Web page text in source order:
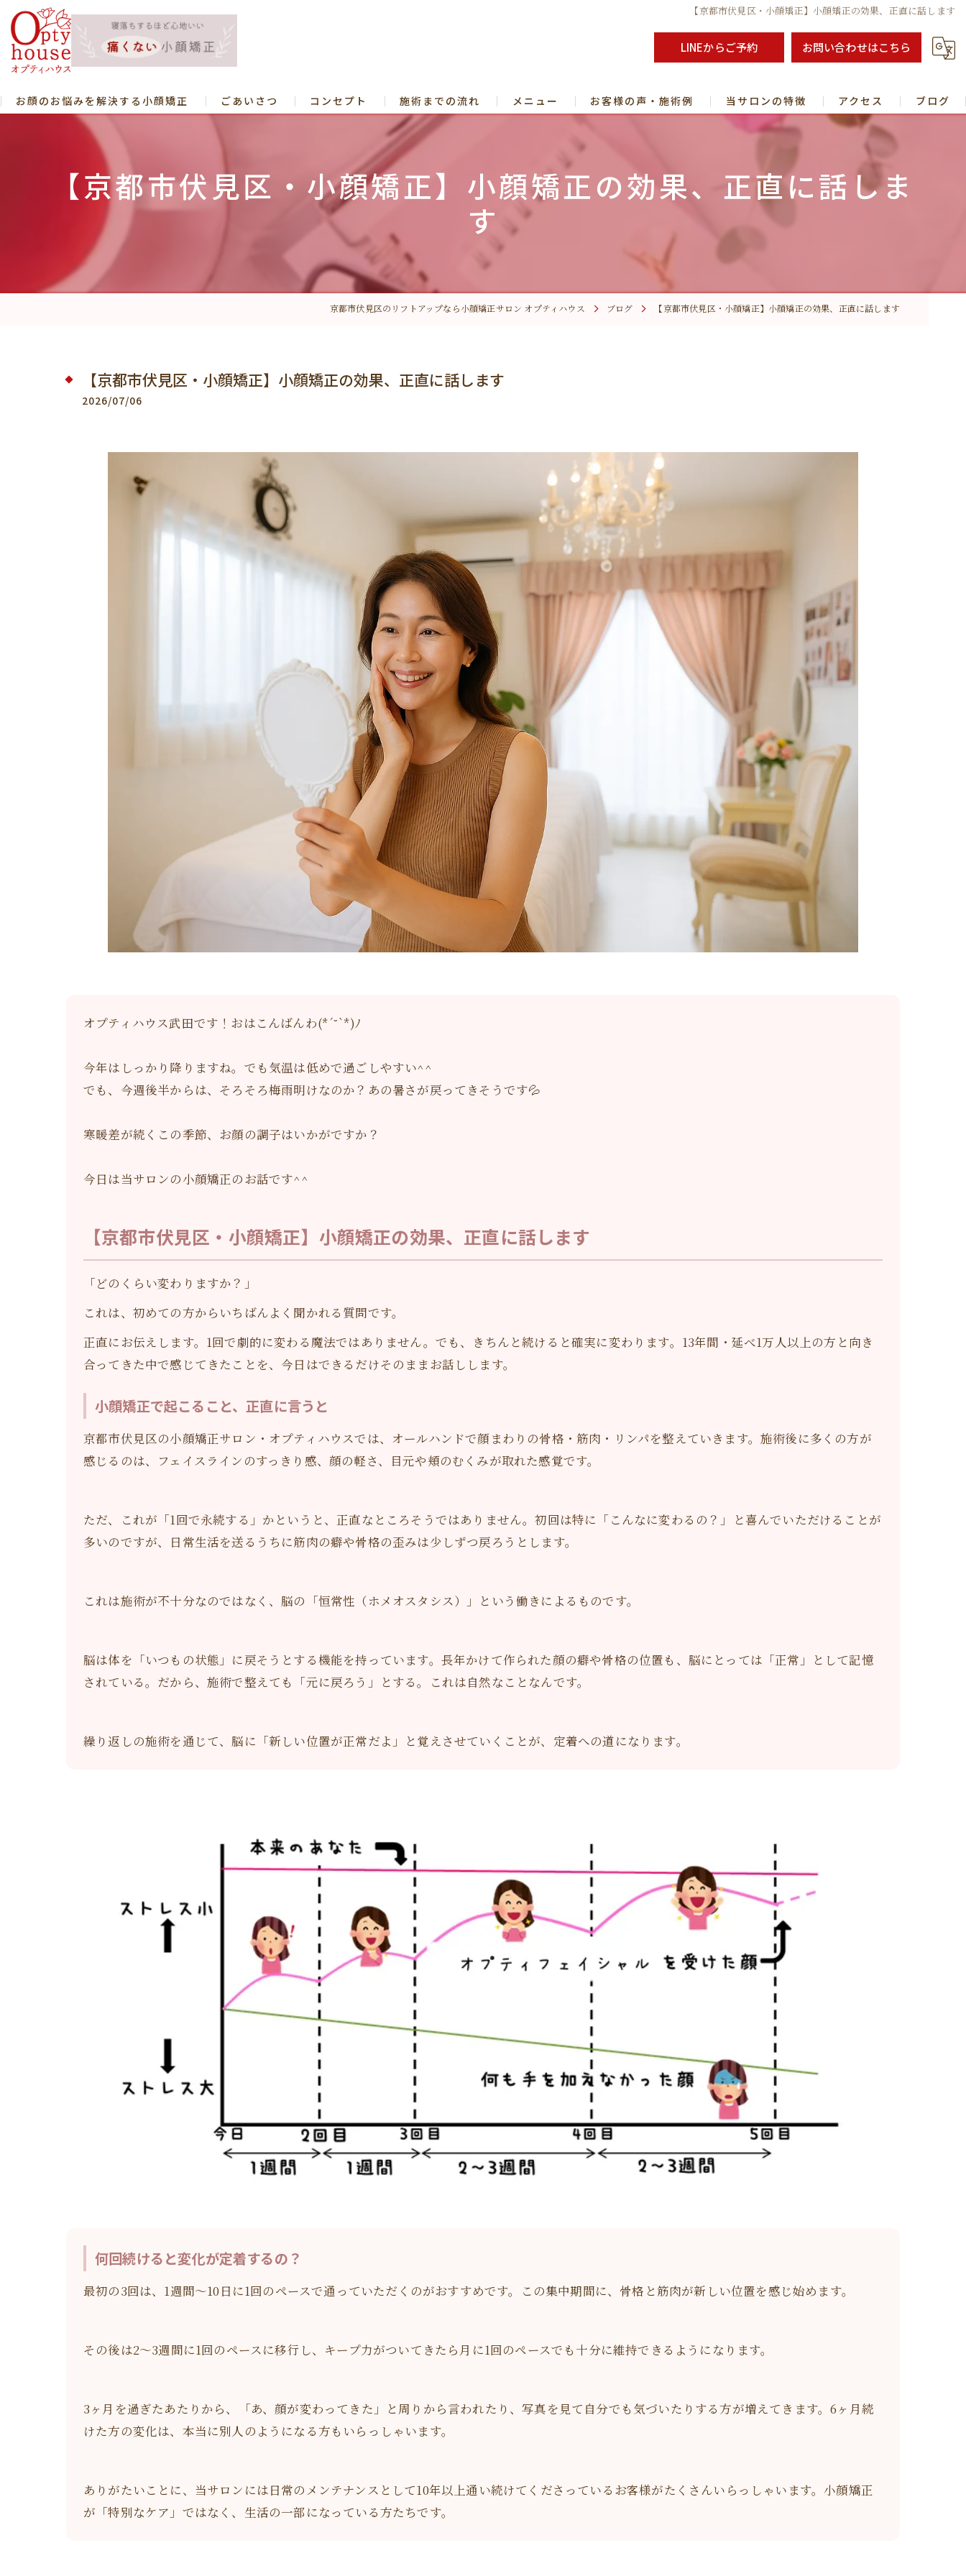
【京都市伏見区・小顔矯正】小顔矯正の効果、正直に話します
LINEからご予約 お問い合わせはこちら
お顔のお悩みを解決する小顔矯正 ごあいさつ コンセプト 施術までの流れ
よくある質問
メニュー お客様の声・施術例 当サロンの特徴
ヘッドスパ
小顔矯正スクール/短期習得・未経験でも可能！【京都市宇治市】
【人生後半戦】「本当の私」で歩み始める 心と人生を整えるセッション
【ヒーリングについて】
アクセス ブログ
【京都市伏見区・小顔矯正】小顔矯正の効果、正直に話しま
す
京都市伏見区のリフトアップなら小顔矯正サロン オプティハウス ブログ 【京都市伏見区・小顔矯正】小顔矯正の効果、正直に話します
【京都市伏見区・小顔矯正】小顔矯正の効果、正直に話します
2026/07/06
オプティハウス武田です！おはこんばんわ(*´˘`*)ﾉ
今年はしっかり降りますね。でも気温は低めで過ごしやすい^^
でも、今週後半からは、そろそろ梅雨明けなのか？あの暑さが戻ってきそうです💦
寒暖差が続くこの季節、お顔の調子はいかがですか？
今日は当サロンの小顔矯正のお話です^^
【京都市伏見区・小顔矯正】小顔矯正の効果、正直に話します
「どのくらい変わりますか？」
これは、初めての方からいちばんよく聞かれる質問です。
正直にお伝えします。1回で劇的に変わる魔法ではありません。でも、きちんと続けると確実に変わります。13年間・延べ1万人以上の方と向き
合ってきた中で感じてきたことを、今日はできるだけそのままお話しします。
小顔矯正で起こること、正直に言うと
京都市伏見区の小顔矯正サロン・オプティハウスでは、オールハンドで顔まわりの骨格・筋肉・リンパを整えていきます。施術後に多くの方が
感じるのは、フェイスラインのすっきり感、顔の軽さ、目元や頬のむくみが取れた感覚です。
ただ、これが「1回で永続する」かというと、正直なところそうではありません。初回は特に「こんなに変わるの？」と喜んでいただけることが
多いのですが、日常生活を送るうちに筋肉の癖や骨格の歪みは少しずつ戻ろうとします。
これは施術が不十分なのではなく、脳の「恒常性（ホメオスタシス）」という働きによるものです。
脳は体を「いつもの状態」に戻そうとする機能を持っています。長年かけて作られた顔の癖や骨格の位置も、脳にとっては「正常」として記憶
されている。だから、施術で整えても「元に戻ろう」とする。これは自然なことなんです。
繰り返しの施術を通じて、脳に「新しい位置が正常だよ」と覚えさせていくことが、定着への道になります。
何回続けると変化が定着するの？
最初の3回は、1週間〜10日に1回のペースで通っていただくのがおすすめです。この集中期間に、骨格と筋肉が新しい位置を感じ始めます。
その後は2〜3週間に1回のペースに移行し、キープ力がついてきたら月に1回のペースでも十分に維持できるようになります。
3ヶ月を過ぎたあたりから、「あ、顔が変わってきた」と周りから言われたり、写真を見て自分でも気づいたりする方が増えてきます。6ヶ月続
けた方の変化は、本当に別人のようになる方もいらっしゃいます。
ありがたいことに、当サロンには日常のメンテナンスとして10年以上通い続けてくださっているお客様がたくさんいらっしゃいます。小顔矯正
が「特別なケア」ではなく、生活の一部になっている方たちです。